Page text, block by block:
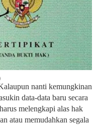
nanti kemungkinan
data-data baru secara
melengkapi alas hak
atau memudahkan segala